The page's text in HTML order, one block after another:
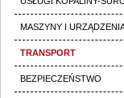
MASZYNY I
TRANSPORT
BEZPIECZEŃSTWO